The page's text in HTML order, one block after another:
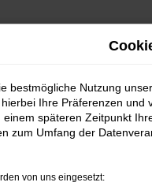
bestmögliche Nutzung
Ihre Präferenzen
späteren Zeitpunkt
zum Umfang der
von uns eingesetzt: